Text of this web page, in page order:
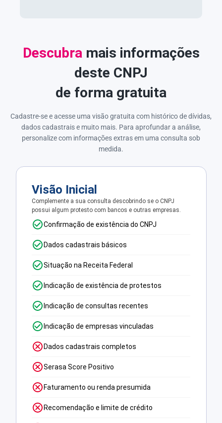
Descubramais informações
deste CNPJ
de forma gratuita
Cadastre-se e acesse uma visão gratuita com histórico de dívidas,
dados cadastrais e muito mais. Para aprofundar a análise,
personalize com informações extras em uma consulta sob
medida.
Visão Inicial
Complemente a sua consulta descobrindo se o CNPJ
possui algum protesto com bancos e outras empresas.
Confirmação de existência do CNPJ
Dados cadastrais básicos
Situação na Receita Federal
Indicação de existência de protestos
Indicação de consultas recentes
Indicação de empresas vinculadas
Dados cadastrais completos
Serasa Score Positivo
Faturamento ou renda presumida
Recomendação e limite de crédito